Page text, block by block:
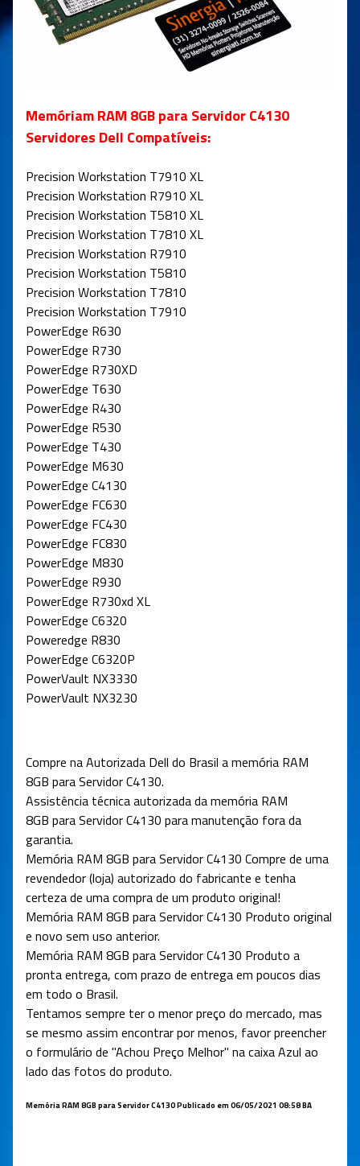
Memóriam RAM 8GB para Servidor C4130
Servidores Dell Compatíveis:
Precision Workstation T7910 XL
Precision Workstation R7910 XL
Precision Workstation T5810 XL
Precision Workstation T7810 XL
Precision Workstation R7910
Precision Workstation T5810
Precision Workstation T7810
Precision Workstation T7910
PowerEdge R630
PowerEdge R730
PowerEdge R730XD
PowerEdge T630
PowerEdge R430
PowerEdge R530
PowerEdge T430
PowerEdge M630
PowerEdge C4130
PowerEdge FC630
PowerEdge FC430
PowerEdge FC830
PowerEdge M830
PowerEdge R930
PowerEdge R730xd XL
PowerEdge C6320
Poweredge R830
PowerEdge C6320P
PowerVault NX3330
PowerVault NX3230
Compre na Autorizada Dell do Brasil a memória RAM
8GB para Servidor C4130.
Assistência técnica autorizada da memória RAM
8GB para Servidor C4130 para manutenção fora da
garantia.
Memória RAM 8GB para Servidor C4130 Compre de uma
revendedor (loja) autorizado do fabricante e tenha
certeza de uma compra de um produto original!
Memória RAM 8GB para Servidor C4130 Produto original
e novo sem uso anterior.
Memória RAM 8GB para Servidor C4130 Produto a
pronta entrega, com prazo de entrega em poucos dias
em todo o Brasil.
Tentamos sempre ter o menor preço do mercado, mas
se mesmo assim encontrar por menos, favor preencher
o formulário de "Achou Preço Melhor" na caixa Azul ao
lado das fotos do produto.
Memória RAM 8GB para Servidor C4130Publicado em 06/05/2021 08:58BA